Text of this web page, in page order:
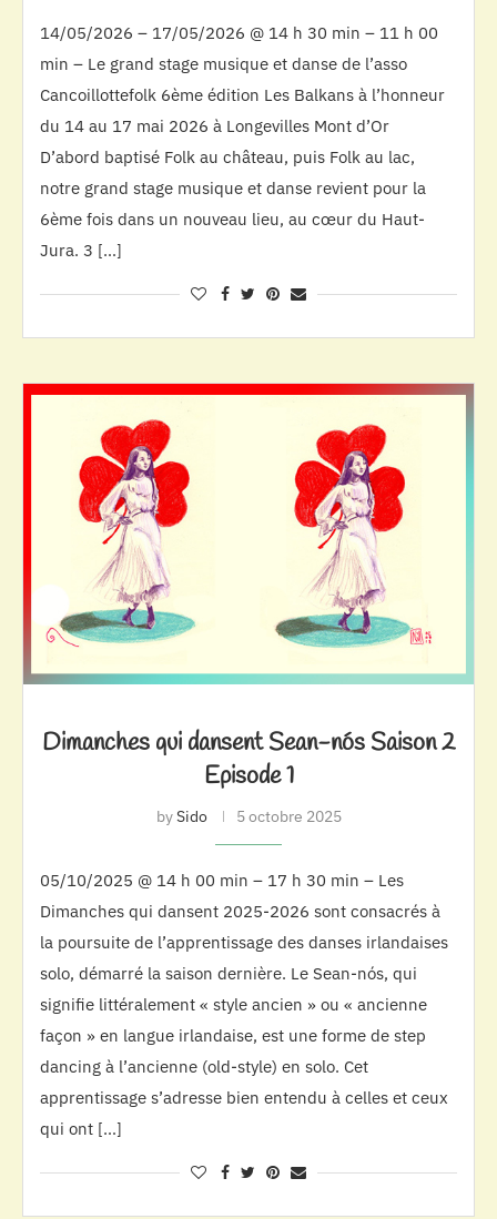
14/05/2026 – 17/05/2026 @ 14 h 30 min – 11 h 00
min – Le grand stage musique et danse de l’asso
Cancoillottefolk 6ème édition Les Balkans à l’honneur
du 14 au 17 mai 2026 à Longevilles Mont d’Or
D’abord baptisé Folk au château, puis Folk au lac,
notre grand stage musique et danse revient pour la
6ème fois dans un nouveau lieu, au cœur du Haut-
Jura. 3 […]
Dimanches qui dansent Sean-nós Saison 2
Episode 1
bySido 5 octobre 2025
05/10/2025 @ 14 h 00 min – 17 h 30 min – Les
Dimanches qui dansent 2025-2026 sont consacrés à
la poursuite de l’apprentissage des danses irlandaises
solo, démarré la saison dernière. Le Sean-nós, qui
signifie littéralement « style ancien » ou « ancienne
façon » en langue irlandaise, est une forme de step
dancing à l’ancienne (old-style) en solo. Cet
apprentissage s’adresse bien entendu à celles et ceux
qui ont […]